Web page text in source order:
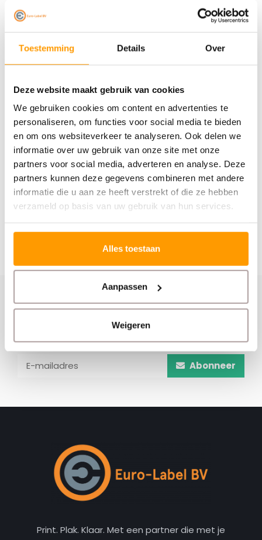
Toestemming Details Over
Deze website maakt gebruik van cookies
We gebruiken cookies om content en advertenties te
personaliseren, om functies voor social media te bieden
en om ons websiteverkeer te analyseren. Ook delen we
informatie over uw gebruik van onze site met onze
partners voor social media, adverteren en analyse. Deze
partners kunnen deze gegevens combineren met andere
informatie die u aan ze heeft verstrekt of die ze hebben
verzameld op basis van uw gebruik van hun services.
Alles toestaan
Aanpassen
Weigeren
100 mm x 50.8 mm -
Kern 76mm - 2.500
kaartjes per rol
€15,00
57x35mm
€113,00
Stukprijs: €12,08 / Stuk
Schrijf je hier in voor onze nieuwsbrief
Ontvang onze nieuwste aanbiedingen en
kortingscodes
Abonneer
Print. Plak. Klaar. Met een partner die met je